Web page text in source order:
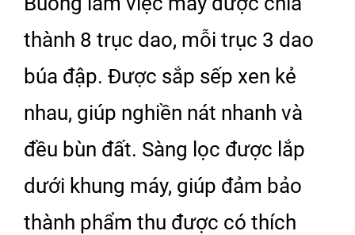
thành 8 trục dao, mỗi trục 3 dao
búa đập. Được sắp sếp xen kẻ
nhau, giúp nghiền nát nhanh và
đều bùn đất. Sàng lọc được lắp
dưới khung máy, giúp đảm bảo
thành phẩm thu được có thích